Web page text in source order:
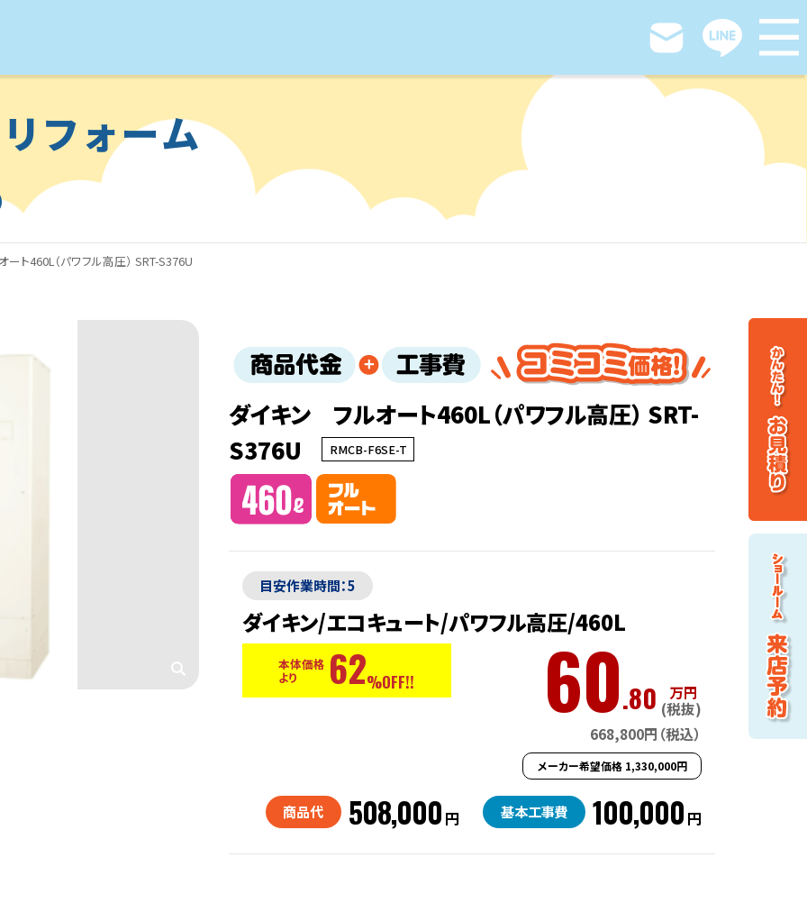
フォーム
ト460L（パワフル高圧） SRT-S376U
ダイキン フルオート460L（パワフル高圧） SRT-
S376U
RMCB-F6SE-T
目安作業時間：5
ダイキン/エコキュート/パワフル高圧/460L
本体価格
より 62%OFF!! 60.80
万円
(税抜)
668,800円（税込）
メーカー希望価格 1,330,000円
商品代 508,000 円 基本工事費 100,000 円